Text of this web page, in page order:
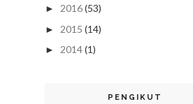
► 2016(53)
► 2015 (14)
► 2014(1)
PENGIKUT